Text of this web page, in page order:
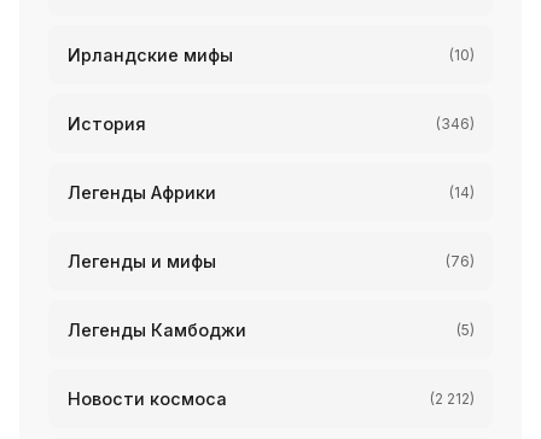
Ирландские мифы (10)
История (346)
Легенды Африки (14)
Легенды и мифы (76)
Легенды Камбоджи (5)
Новости космоса (2 212)